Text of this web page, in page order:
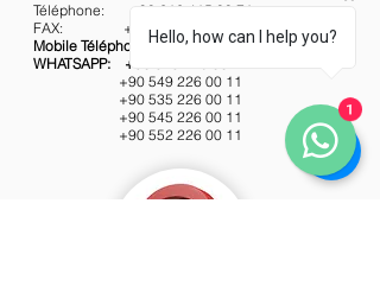
Téléphone:
+90 216 415 00 71
FAX: +90 216 415 70 15
Mobile Téléphone: +90 543226 00 11
WHATSAPP: +90 543
+90 549 226 00 11
+90 535 226 00 11
+90 545 226 00 11
+90 552 226 00 11
Hello, how can I help you?
1